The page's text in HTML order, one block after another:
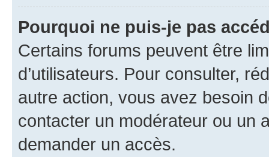
Pourquoi ne puis-je pas
Certains forums peuvent être
d’utilisateurs. Pour consulter,
autre action, vous avez besoin
contacter un modérateur ou un
demander un accès.